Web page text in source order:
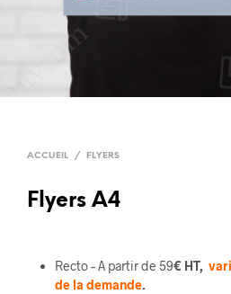
ACCUEIL / FLYERS
Flyers A4
Recto – A partir de 59€ HT,
de la demande.